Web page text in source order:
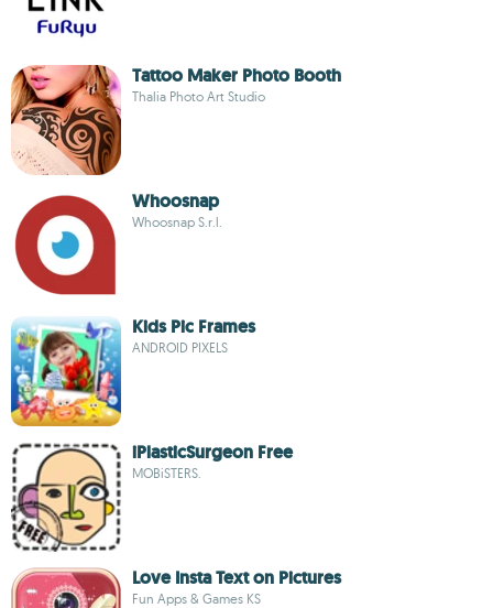
Tattoo Maker Photo Booth
Thalia Photo Art Studio
Whoosnap
Whoosnap S.r.l.
Kids Pic Frames
ANDROID PIXELS
iPlasticSurgeon Free
MOBiSTERS.
Love Insta Text on Pictures
Fun Apps & Games KS